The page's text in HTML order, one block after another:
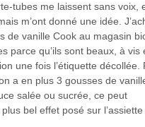
tubes me laissent sans voix,
m’ont donné une idée.
de vanille Cook au magasin
parce qu’ils sont beaux, à vis
une fois l’étiquette décollée.
a en plus 3 gousses de
salée ou sucrée, ce peut
bel effet posé sur l’assiette .